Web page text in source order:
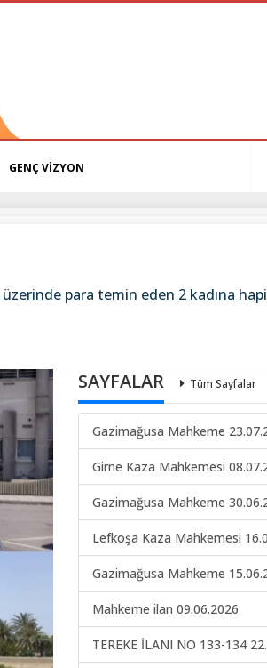
GENÇ VİZYON
para temin eden 2 kadına
SAYFALAR Tüm Sayfalar
Gazimağusa Mahkeme
Girne Kaza Mahkemesi
Gazimağusa Mahkeme
Lefkoşa Kaza Mahkemesi
Gazimağusa Mahkeme
Mahkeme ilan 09.06.2026
TEREKE İLANI NO 133-134